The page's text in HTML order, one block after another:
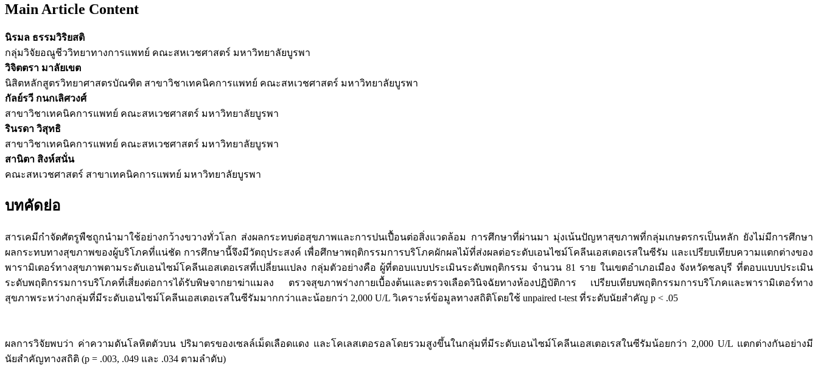
Main Article Content
นิรมล ธรรมวิริยสติ
กลุ่มวิจัยอณูชีววิทยาทางการแพทย์ คณะสหเวชศาสตร์ มหาวิทยาลัยบูรพา
วิจิตตรา มาลัยเขต
นิสิตหลักสูตรวิทยาศาสตรบัณฑิต สาขาวิชาเทคนิคการแพทย์ คณะสหเวชศาสตร์ มหาวิทยาลัยบูรพา
กัลย์รวี กนกเลิศวงศ์
สาขาวิชาเทคนิคการแพทย์ คณะสหเวชศาสตร์ มหาวิทยาลัยบูรพา
รินรดา วิสุทธิ
สาขาวิชาเทคนิคการแพทย์ คณะสหเวชศาสตร์ มหาวิทยาลัยบูรพา
สานิตา สิงห์สนั่น
คณะสหเวชศาสตร์ สาขาเทคนิคการแพทย์ มหาวิทยาลัยบูรพา
บทคัดย่อ
สารเคมีกำจัดศัตรูพืชถูกนำมาใช้อย่างกว้างขวางทั่วโลก ส่งผลกระทบต่อสุขภาพและการปนเปื้อนต่อสิ่งแวดล้อม การศึกษาที่ผ่านมา มุ่งเน้นปัญหาสุขภาพที่กลุ่มเกษตรกรเป็นหลัก ยังไม่มีการศึกษา
ผลกระทบทางสุขภาพของผู้บริโภคที่แน่ชัด การศึกษานี้จึงมีวัตถุประสงค์ เพื่อศึกษาพฤติกรรมการบริโภคผักผลไม้ที่ส่งผลต่อระดับเอนไซม์โคลีนเอสเตอเรสในซีรัม และเปรียบเทียบความแตกต่างของ
พารามิเตอร์ทางสุขภาพตามระดับเอนไซม์โคลีนเอสเตอเรสที่เปลี่ยนแปลง กลุ่มตัวอย่างคือ ผู้ที่ตอบแบบประเมินระดับพฤติกรรม จำนวน 81 ราย ในเขตอำเภอเมือง จังหวัดชลบุรี ที่ตอบแบบประเมิน
ระดับพฤติกรรมการบริโภคที่เสี่ยงต่อการได้รับพิษจากยาฆ่าแมลง ตรวจสุขภาพร่างกายเบื้องต้นและตรวจเลือดวินิจฉัยทางห้องปฏิบัติการ เปรียบเทียบพฤติกรรมการบริโภคและพารามิเตอร์ทาง
สุขภาพระหว่างกลุ่มที่มีระดับเอนไซม์โคลีนเอสเตอเรสในซีรัมมากกว่าและน้อยกว่า 2,000 U/L วิเคราะห์ข้อมูลทางสถิติโดยใช้ unpaired t-test ที่ระดับนัยสำคัญ p < .05
ผลการวิจัยพบว่า ค่าความดันโลหิตตัวบน ปริมาตรของเซลล์เม็ดเลือดแดง และโคเลสเตอรอลโดยรวมสูงขึ้นในกลุ่มที่มีระดับเอนไซม์โคลีนเอสเตอเรสในซีรัมน้อยกว่า 2,000 U/L แตกต่างกันอย่างมี
นัยสำคัญทางสถิติ (p = .003, .049 และ .034 ตามลำดับ)